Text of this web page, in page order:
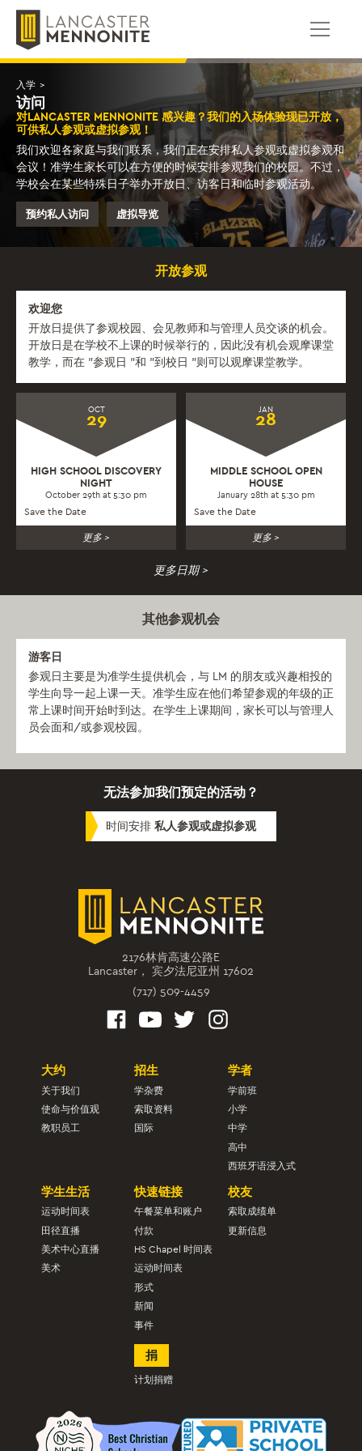
容
入学 >
访问
对LANCASTER MENNONITE 感兴趣？我们的入场体验现已开放，
可供私人参观或虚拟参观！
我们欢迎各家庭与我们联系，我们正在安排私人参观或虚拟参观和
会议！准学生家长可以在方便的时候安排参观我们的校园。不过，
学校会在某些特殊日子举办开放日、访客日和临时参观活动。
预约私人访问 虚拟导览
开放参观
欢迎您
开放日提供了参观校园、会见教师和与管理人员交谈的机会。
开放日是在学校不上课的时候举行的，因此没有机会观摩课堂
教学，而在 "参观日 "和 "到校日 "则可以观摩课堂教学。
OCT
29
HIGH SCHOOL DISCOVERY
NIGHT
October 29th at 5:30 pm
Save the Date
更多 >
JAN
28
MIDDLE SCHOOL OPEN
HOUSE
January 28th at 5:30 pm
Save the Date
更多 >
更多日期 >
其他参观机会
游客日
参观日主要是为准学生提供机会，与 LM 的朋友或兴趣相投的
学生向导一起上课一天。准学生应在他们希望参观的年级的正
常上课时间开始时到达。在学生上课期间，家长可以与管理人
员会面和/或参观校园。
无法参加我们预定的活动？
时间安排 私人参观或虚拟参观
2176林肯高速公路E
Lancaster， 宾夕法尼亚州 17602
(717) 509-4459
大约
关于我们
使命与价值观
教职员工
招生
学杂费
索取资料
国际
学者
学前班
小学
中学
高中
西班牙语浸入式
学生生活
运动时间表
田径直播
美术中心直播
美术
快速链接
午餐菜单和账户
付款
HS Chapel 时间表
运动时间表
形式
新闻
事件
校友
索取成绩单
更新信息
捐
计划捐赠